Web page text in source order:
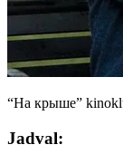
“На крыше”
Jadval: